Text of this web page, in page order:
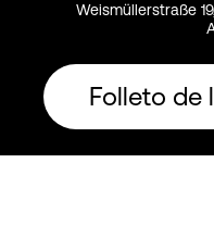
Weismüllerstraße
Folleto de